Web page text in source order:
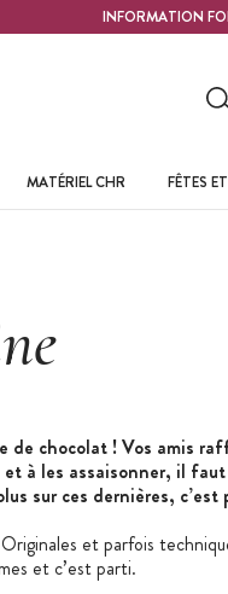
INFORMATION
MATÉRIEL CHR FÊTES
de chocolat ! Vos amis
à les assaisonner, il
sur ces dernières, c’est
et parfois
et c’est parti.